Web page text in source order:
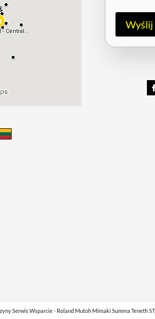
D
Wyślij
Serwis Wsparcie - Roland Mutoh Mimaki Summa Teneth